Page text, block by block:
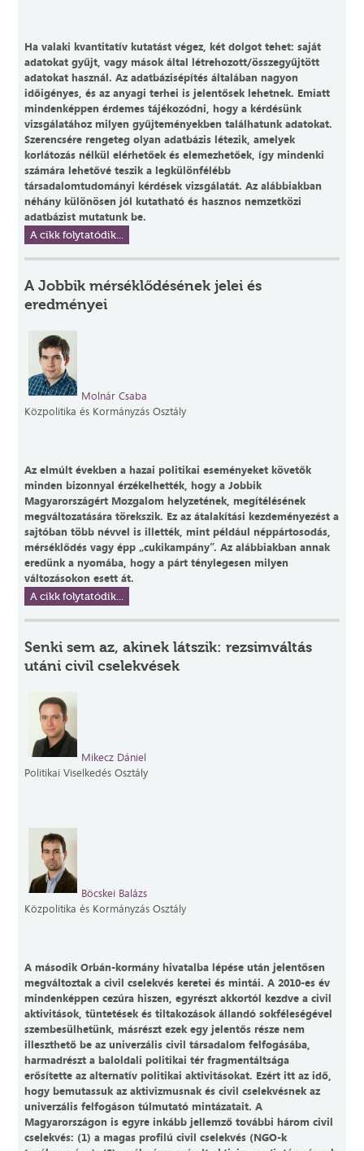
Ha valaki kvantitatív kutatást végez, két dolgot tehet: saját
adatokat gyűjt, vagy mások által létrehozott/összegyűjtött
adatokat használ. Az adatbázisépítés általában nagyon
időigényes, és az anyagi terhei is jelentősek lehetnek. Emiatt
mindenképpen érdemes tájékozódni, hogy a kérdésünk
vizsgálatához milyen gyűjteményekben találhatunk adatokat.
Szerencsére rengeteg olyan adatbázis létezik, amelyek
korlátozás nélkül elérhetőek és elemezhetőek, így mindenki
számára lehetővé teszik a legkülönfélébb
társadalomtudományi kérdések vizsgálatát. Az alábbiakban
néhány különösen jól kutatható és hasznos nemzetközi
adatbázist mutatunk be.
A cikk folytatódik...
A Jobbik mérséklődésének jelei és
eredményei
Molnár Csaba
Közpolitika és Kormányzás Osztály
Az elmúlt években a hazai politikai eseményeket követők
minden bizonnyal érzékelhették, hogy a Jobbik
Magyarországért Mozgalom helyzetének, megítélésének
megváltozatására törekszik. Ez az átalakítási kezdeményezést a
sajtóban több névvel is illették, mint például néppártosodás,
mérséklődés vagy épp „cukikampány”. Az alábbiakban annak
eredünk a nyomába, hogy a párt ténylegesen milyen
változásokon esett át.
A cikk folytatódik...
Senki sem az, akinek látszik: rezsimváltás
utáni civil cselekvések
Mikecz Dániel
Politikai Viselkedés Osztály
Böcskei Balázs
Közpolitika és Kormányzás Osztály
A második Orbán-kormány hivatalba lépése után jelentősen
megváltoztak a civil cselekvés keretei és mintái. A 2010-es év
mindenképpen cezúra hiszen, egyrészt akkortól kezdve a civil
aktivitások, tüntetések és tiltakozások állandó sokféleségével
szembesülhetünk, másrészt ezek egy jelentős része nem
illeszthető be az univerzális civil társadalom felfogásába,
harmadrészt a baloldali politikai tér fragmentáltsága
erősítette az alternatív politikai aktivitásokat. Ezért itt az idő,
hogy bemutassuk az aktivizmusnak és civil cselekvésnek az
univerzális felfogáson túlmutató mintázatait. A
Magyarországon is egyre inkább jellemző további három civil
cselekvés: (1) a magas profilú civil cselekvés (NGO-k